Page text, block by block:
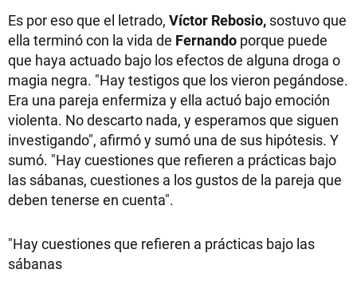
Es por eso que el letrado, Víctor Rebosio, sostuvo que
ella terminó con la vida de Fernando porque puede
que haya actuado bajo los efectos de alguna droga o
magia negra. "Hay testigos que los vieron pegándose.
Era una pareja enfermiza y ella actuó bajo emoción
violenta. No descarto nada, y esperamos que siguen
investigando", afirmó y sumó una de sus hipótesis. Y
sumó. "Hay cuestiones que refieren a prácticas bajo
las sábanas, cuestiones a los gustos de la pareja que
deben tenerse en cuenta".
"Hay cuestiones que refieren a prácticas bajo las
sábanas